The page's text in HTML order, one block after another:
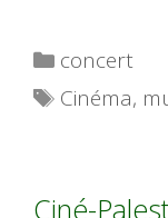
Catégories
concert
Étiquettes
Cinéma,
Ciné-